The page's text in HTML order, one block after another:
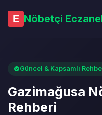
E Nöbetçi
Güncel & Kapsamlı
Gazimağusa
Rehberi